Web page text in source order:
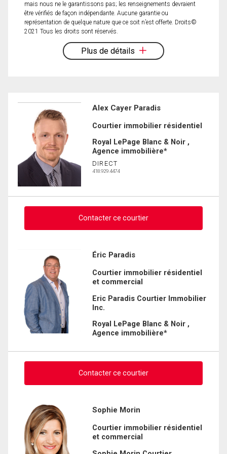
mais nous ne le garantissons pas; les renseignements devraient
être vérifiés de façon indépendante. Aucune garantie ou
représentation de quelque nature que ce soit n’est offerte. Droits©
2021 Tous les droits sont réservés.
Plus de détails
Alex Cayer Paradis
Courtier immobilier résidentiel
Royal LePage Blanc & Noir ,
Agence immobilière*
DIRECT
418.929.4474
Contacter ce courtier
Demander des infos sur cette inscription
Prénom
Nom
Courriel
Téléphone
Éric Paradis
Courtier immobilier résidentiel
et commercial
Eric Paradis Courtier Immobilier
Inc.
Royal LePage Blanc & Noir ,
Agence immobilière*
Contacter ce courtier
Demander des infos sur cette inscription
Prénom
Nom
Sophie Morin
Courtier immobilier résidentiel
et commercial